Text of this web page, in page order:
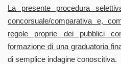
La presente procedura
concorsuale/comparativa e,
regole proprie dei pubblici
formazione di una graduatoria
di semplice indagine conoscitiva.